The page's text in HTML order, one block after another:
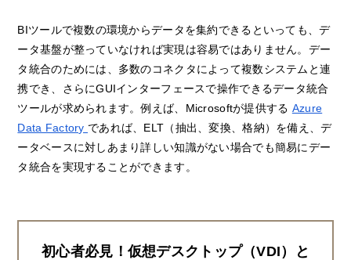
BIツールで複数の環境からデータを集約できるといっても、デ
ータ基盤が整っていなければ実現は容易ではありません。デー
タ統合のためには、多数のコネクタによって複数システムと連
携でき、さらにGUIインターフェースで操作できるデータ統合
ツールが求められます。例えば、Microsoftが提供する Azure
Data Factory であれば、ELT（抽出、変換、格納）を備え、デ
ータベースに対しあまり詳しい知識がない場合でも簡易にデー
タ統合を実現することができます。
初心者必見！仮想デスクトップ（VDI）と